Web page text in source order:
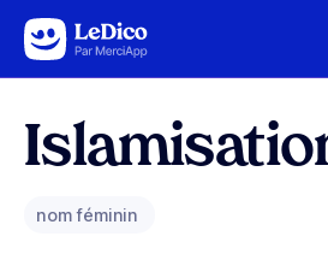
Aller au contenu
nom féminin